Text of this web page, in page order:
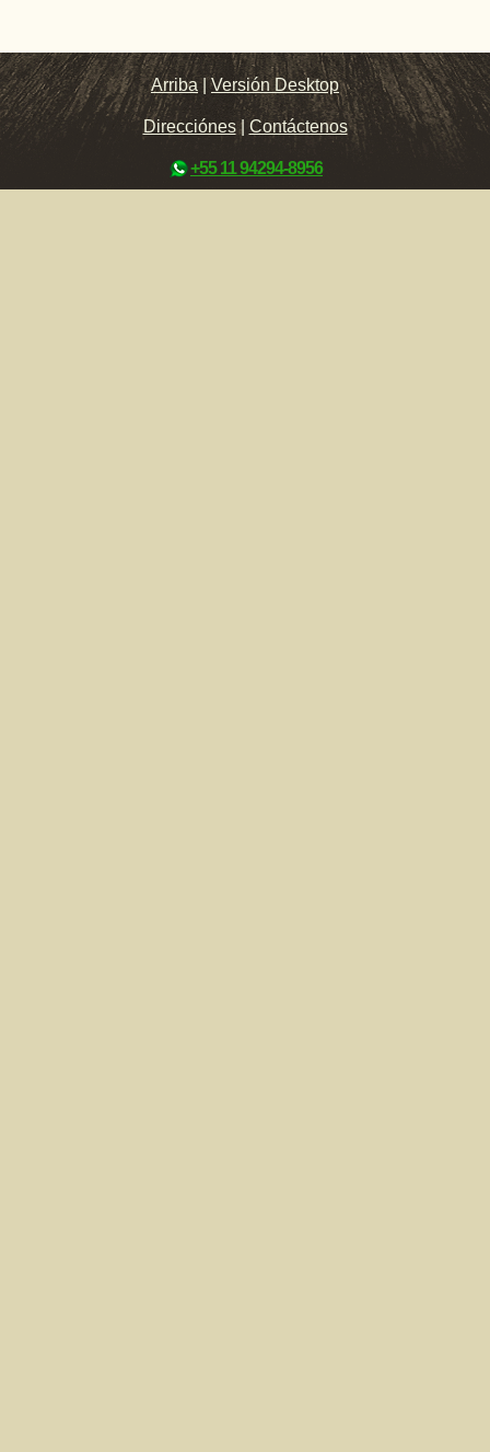
Arriba |Versión Desktop
Direcciónes| Contáctenos
+55 11 94294-8956